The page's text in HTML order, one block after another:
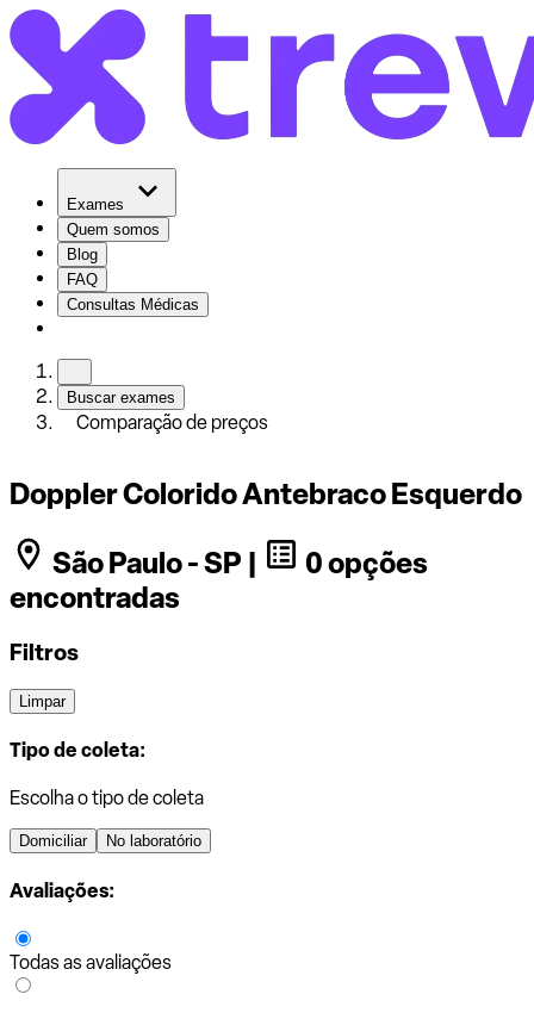
Exames
Quem somos
Blog
FAQ
Consultas Médicas
Buscar exames
Comparação de preços
Doppler Colorido Antebraco Esquerdo
São Paulo - SP |
0 opções
encontradas
Filtros
Limpar
Tipo de coleta:
Escolha o tipo de coleta
Domiciliar No laboratório
Avaliações:
Todas as avaliações